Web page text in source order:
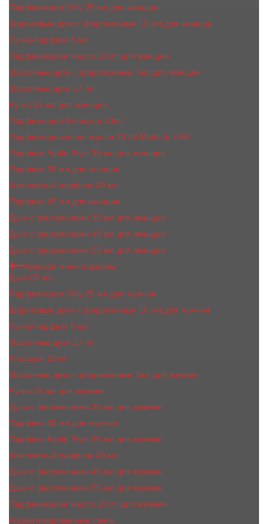
Парфюмерия Vilily 25 мл для женщин
Шариковые духи с феромонами 10 мл для женщин
Ручка-парфюм 8 мл
Парфюмерное масло 10 ml для женщин
Масляные духи c феромонами 7мл для женщин
Масляные духи 17 ml
Ручка 15 мл для женщин
Парфюмерия Kreasyon 20ml
Парфюмированное масло 20 ml Made In UAE
Парфюм Apple Style 35 мл для женщин
Парфюм 30 мл для женщин
Компактный парфюм 40 мл
Парфюм 45 мл для женщин
Духи с феромонами 35 мл для женщин
Духи с феромонами 45 мл для женщин
Духи с феромонами 55 мл для женщин
Мужской мини парфюм
Духи 65 мл
Парфюмерия Vilily 25 мл для мужчин
Шариковые духи с феромонами 10 мл для мужчин
Ручка-парфюм 8 мл
Масляные духи 17 ml
Kreasyon 20ml
Масляные духи c феромонами 7мл для мужчин
Ручка 15 мл для мужчин
Духи с феромонами 35 мл для мужчин
Парфюм 30 мл для мужчин
Парфюм Apple Style 35 мл для мужчин
Компактный парфюм 40 мл
Духи с феромонами 45 мл для мужчин
Духи с феромонами 55 мл для мужчин
Парфюмерное масло 10 ml для мужчин
Ароматизированные свечи